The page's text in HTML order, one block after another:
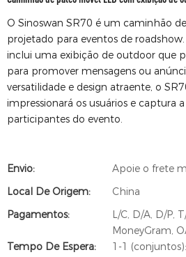
O Sinoswan SR70 é um caminhão
projetado para eventos de
inclui uma exibição de outdoor que
para promover mensagens ou
versatilidade e design atraente, o
impressionará os usuários e captura
participantes do evento.
Envio:
Apoie o frete
Local De Origem:
China
Pagamentos:
L/C, D/A, D/P,
MoneyGram,
Tempo De Espera:
1-1